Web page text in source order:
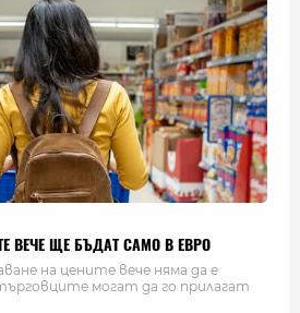
ВЕЧЕ ЩЕ БЪДАТ САМО В ЕВРО
на цените вече няма да е
могат да го прилагат